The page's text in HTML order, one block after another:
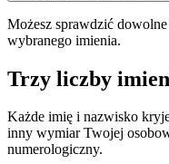
Możesz sprawdzić
wybranego imienia.
Trzy liczby
Każde imię i nazwisko
inny wymiar Twojej
numerologiczny.